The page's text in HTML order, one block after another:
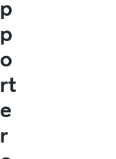
p
p
o
rt
e
r